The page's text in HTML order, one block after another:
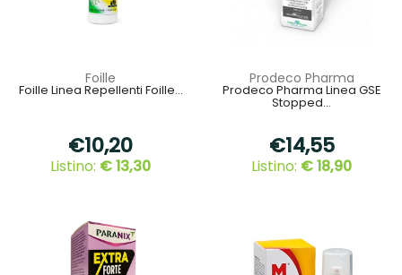
Foille
Foille Linea Repellenti Foille...
€10,20
Listino: € 13,30
Prodeco Pharma
Prodeco Pharma Linea GSE
Stopped...
€14,55
Listino: € 18,90